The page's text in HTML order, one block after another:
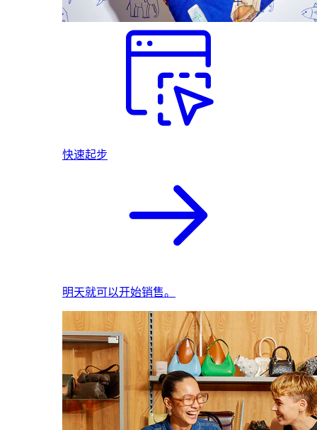
快速起步
明天就可以开始销售。